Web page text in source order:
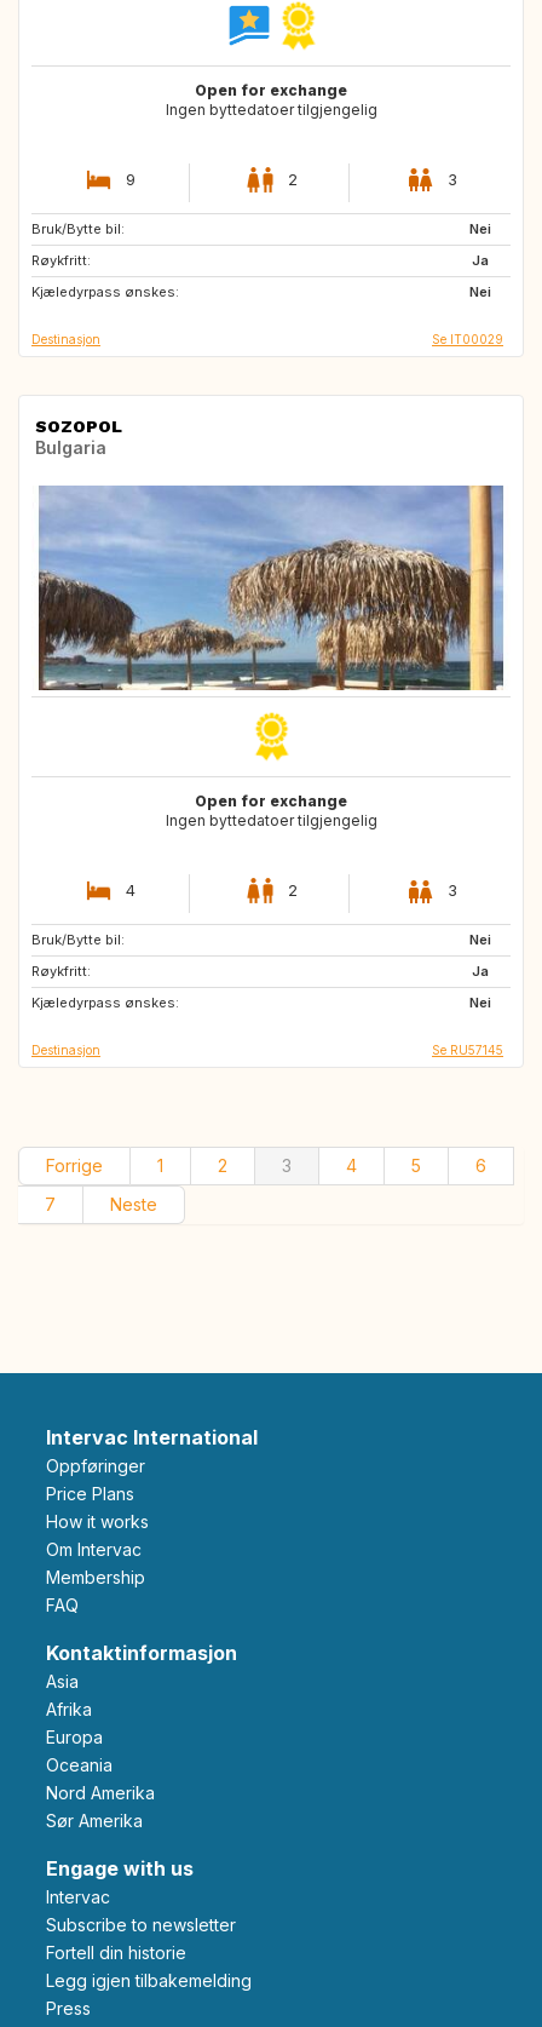
Open for exchange
Ingen byttedatoer tilgjengelig
9 2 3
Bruk/Bytte bil:
Nei
Røykfritt:
Ja
Kjæledyrpass ønskes:
Nei
ES
US
GB
Destinasjon Se IT00029
SOZOPOL
Bulgaria
Open for exchange
Ingen byttedatoer tilgjengelig
4 2 3
Bruk/Bytte bil:
Nei
Røykfritt:
Ja
Kjæledyrpass ønskes:
Nei
FR
IT
DE
Destinasjon Se RU57145
Forrige 1 2 3 4 5
6
7
Neste
Intervac International
Oppføringer
Price Plans
How it works
Om Intervac
Membership
FAQ
Kontaktinformasjon
Asia
Afrika
Europa
Oceania
Nord Amerika
Sør Amerika
Engage with us
Intervac
Subscribe to newsletter
Fortell din historie
Legg igjen tilbakemelding
Press